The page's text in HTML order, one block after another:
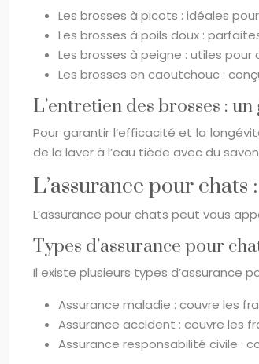
Les brosses à picots : idéales
Les brosses à poils doux :
Les brosses à peigne : utiles
Les brosses en caoutchouc :
L’entretien des brosses :
Pour garantir l’efficacité et la
de la laver à l’eau tiède avec du
L’assurance pour
L’assurance pour chats peut vous
Types d’assurance pour
Il existe plusieurs types d’assurance
Assurance maladie : couvre les
Assurance accident : couvre les
Assurance responsabilité civile :